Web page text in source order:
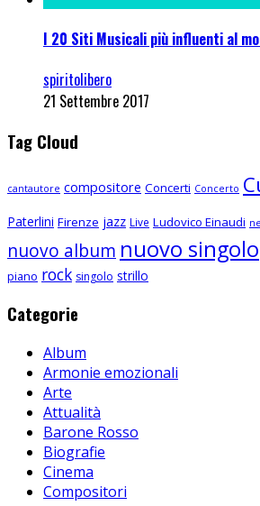
I 20 Siti Musicali più influenti al
spiritolibero
21 Settembre 2017
Tag Cloud
cantautore compositore Concerti Concerto
Paterlini Firenze jazz Live Ludovico Einaudi
nuovo album nuovo singolo
piano rock singolo strillo
Categorie
Album
Armonie emozionali
Arte
Attualità
Barone Rosso
Biografie
Cinema
Compositori